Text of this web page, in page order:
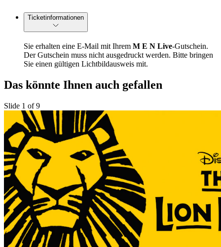
Ticketinformationen
Sie erhalten eine E-Mail mit Ihrem M E N Live-Gutschein.
Der Gutschein muss nicht ausgedruckt werden. Bitte bringen
Sie einen gültigen Lichtbildausweis mit.
Das könnte Ihnen auch gefallen
Slide 1 of 9